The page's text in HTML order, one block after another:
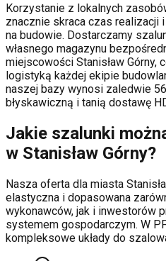
Korzystanie z lokalnych
znacznie skraca czas realizacji
na budowie. Dostarczamy
własnego magazynu
miejscowości Stanisław Górny,
logistyką każdej ekipie
naszej bazy wynosi zaledwie
błyskawiczną i tanią dostawę
Jakie szalunki
w Stanisław Górny?
Nasza oferta dla miasta
elastyczna i dopasowana
wykonawców, jak i inwestorów
systemem gospodarczym. W
kompleksowe układy do